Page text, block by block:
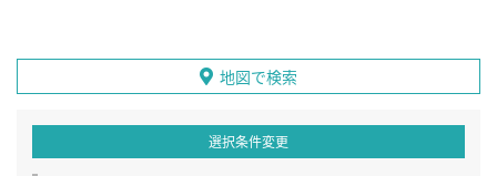
地図で検索
選択条件変更